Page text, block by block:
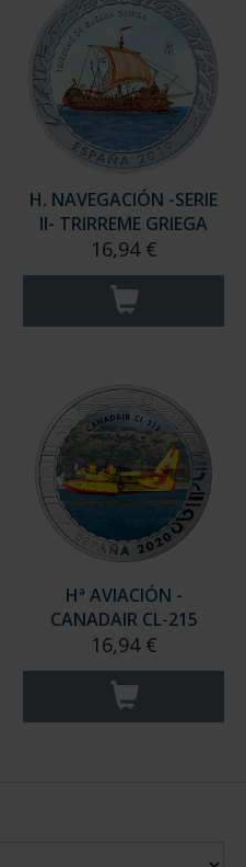
H. NAVEGACIÓN -SERIE
II- TRIRREME GRIEGA
16,94 €
Hª AVIACIÓN -
CANADAIR CL-215
16,94 €